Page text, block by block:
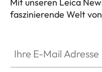
Mit unseren Leica
faszinierende Welt